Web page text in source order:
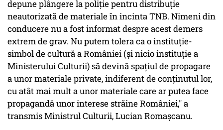
depune plângere la poliție pentru distribuție
neautorizată de materiale în incinta TNB. Nimeni din
conducere nu a fost informat despre acest demers
extrem de grav. Nu putem tolera ca o instituție-
simbol de cultură a României (și nicio instituție a
Ministerului Culturii) să devină spațiul de propagare
a unor materiale private, indiferent de conținutul lor,
cu atât mai mult a unor materiale care ar putea face
propagandă unor interese străine României," a
transmis Ministrul Culturii, Lucian Romașcanu.